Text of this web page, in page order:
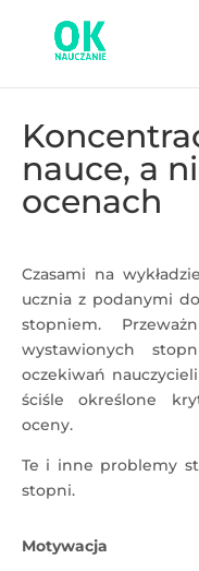
nauce, a
ocenach
Czasami na
ucznia z podanymi
stopniem.
wystawionych
oczekiwań
ściśle określone
oceny.
Te i inne problemy
stopni.
Motywacja